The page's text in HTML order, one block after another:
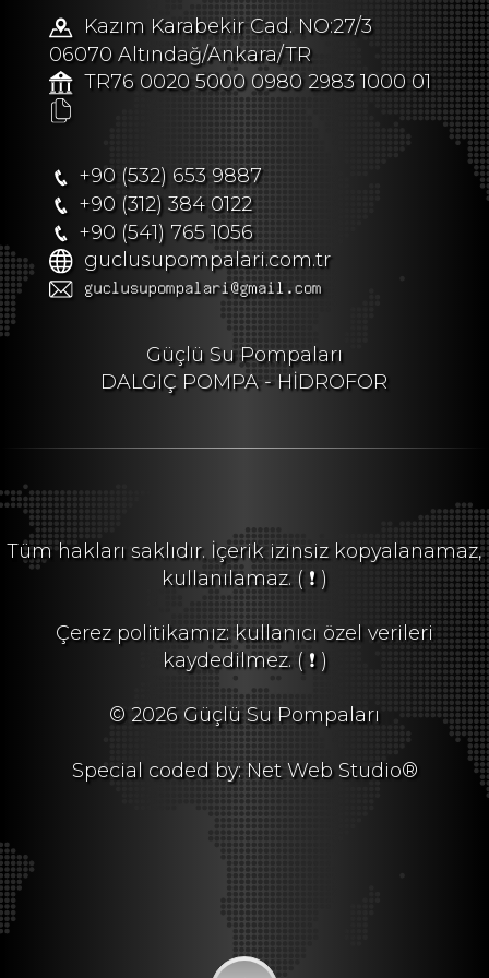
Kazım Karabekir Cad. NO:27/3
06070 Altındağ/Ankara/TR
TR76 0020 5000 0980 2983 1000 01
+90 (532) 653 9887
+90 (312) 384 0122
+90 (541) 765 1056
guclusupompalari.com.tr
Güçlü Su Pompaları
DALGIÇ POMPA - HİDROFOR
Tüm hakları saklıdır. İçerik izinsiz kopyalanamaz,
kullanılamaz. ( ❗ )
Çerez politikamız: kullanıcı özel verileri
kaydedilmez. ( ❗ )
© 2026 Güçlü Su Pompaları
Special coded by: Net Web Studio®